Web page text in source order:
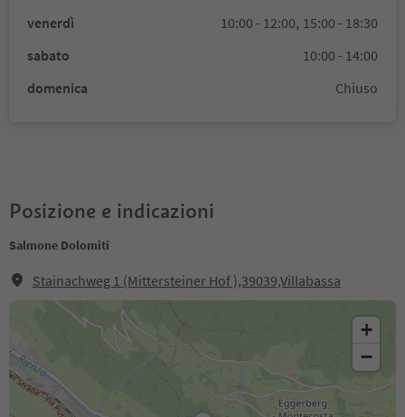
venerdì
10:00 - 12:00, 15:00 - 18:30
sabato
10:00 - 14:00
domenica
Chiuso
Posizione e indicazioni
Salmone Dolomiti
Stainachweg 1 (Mittersteiner Hof ),39039,Villabassa
+
−